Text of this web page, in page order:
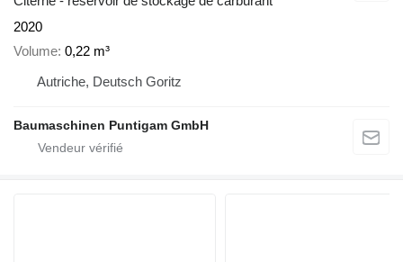
2020
Volume 0,22 m³
Autriche, Deutsch Goritz
Baumaschinen Puntigam GmbH